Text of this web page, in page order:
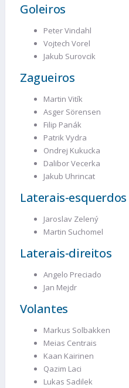
Goleiros
Peter Vindahl
Vojtech Vorel
Jakub Surovcik
Zagueiros
Martin Vitík
Asger Sörensen
Filip Panák
Patrik Vydra
Ondrej Kukucka
Dalibor Vecerka
Jakub Uhrincat
Laterais-esquerdos
Jaroslav Zelený
Martin Suchomel
Laterais-direitos
Angelo Preciado
Jan Mejdr
Volantes
Markus Solbakken
Meias Centrais
Kaan Kairinen
Qazim Laci
Lukas Sadilek